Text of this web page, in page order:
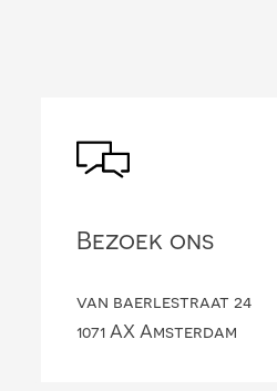
Bezoek ons
van baerlestraat 24
1071 AX Amsterdam